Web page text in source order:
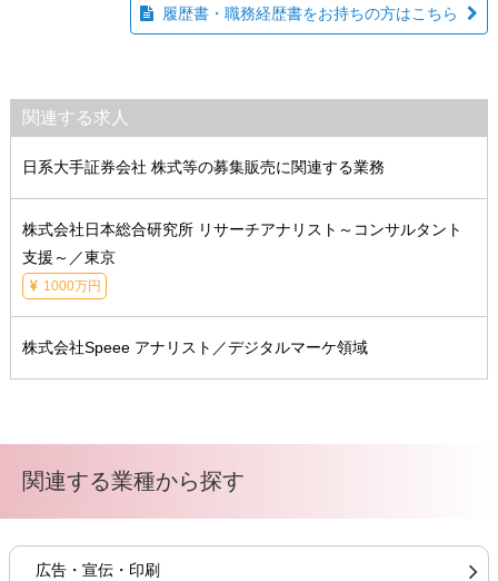
履歴書・職務経歴書をお持ちの方はこちら
関連する求人
日系大手証券会社 株式等の募集販売に関連する業務
株式会社日本総合研究所 リサーチアナリスト～コンサルタント
支援～／東京
1000万円
株式会社Speee アナリスト／デジタルマーケ領域
関連する業種から探す
広告・宣伝・印刷